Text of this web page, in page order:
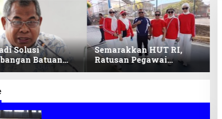
Solusi
Batuan
ex-Golongan
Semarakkan HUT RI,
Ratusan Pegawai
Sekretariat DPRD Sultra